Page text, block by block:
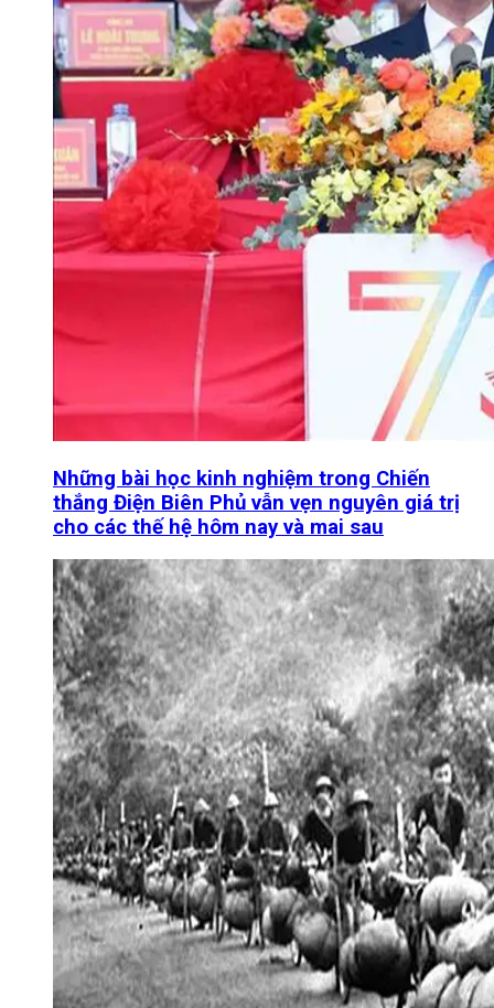
Những bài học kinh nghiệm trong Chiến
thắng Điện Biên Phủ vẫn vẹn nguyên giá trị
cho các thế hệ hôm nay và mai sau